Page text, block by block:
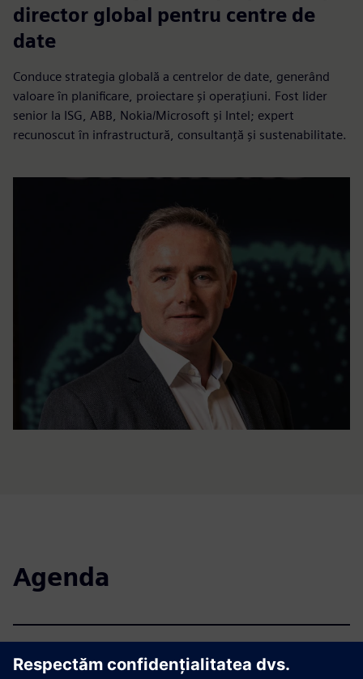
director global pentru centre de
date
Conduce strategia globală a centrelor de date, generând
valoare în planificare, proiectare și operațiuni. Fost lider
senior la ISG, ABB, Nokia/Microsoft și Intel; expert
recunoscut în infrastructură, consultanță și sustenabilitate.
Agenda
2 iunie 2026